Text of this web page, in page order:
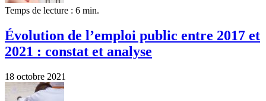
Temps de lecture : 6 min.
Évolution de l’emploi public entre 2017 et
2021 : constat et analyse
18 octobre 2021